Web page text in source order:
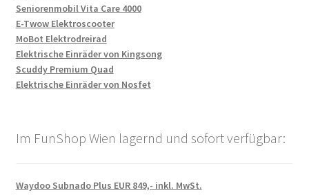
Seniorenmobil Vita Care 4000
E-Twow Elektroscooter
MoBot Elektrodreirad
Elektrische Einräder von Kingsong
Scuddy Premium Quad
Elektrische Einräder von Nosfet
Im FunShop Wien lagernd und sofort verfügbar:
Waydoo Subnado Plus EUR 849,- inkl. MwSt.